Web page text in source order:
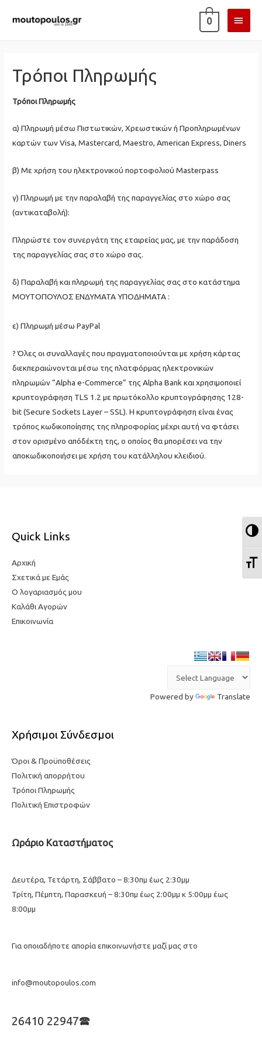
0
Τρόποι Πληρωμής
Τρόποι Πληρωμής
α) Πληρωμή μέσω Πιστωτικών, Χρεωστικών ή Προπληρωμένων
καρτών των Visa, Mastercard, Maestro, American Express, Diners
β) Με χρήση του ηλεκτρονικού πορτοφολιού Masterpass
γ) Πληρωμή με την παραλαβή της παραγγελίας στο χώρο σας
(αντικαταβολή):
Πληρώστε τον συνεργάτη της εταιρείας μας, με την παράδοση
της παραγγελίας σας στο χώρο σας.
δ) Παραλαβή και πληρωμή της παραγγελίας σας στο κατάστημα
ΜΟΥΤΟΠΟΥΛΟΣ ΕΝΔΥΜΑΤΑ ΥΠΟΔΗΜΑΤΑ :
ε) Πληρωμή μέσω PayPal
? Όλες οι συναλλαγές που πραγματοποιούνται με χρήση κάρτας
διεκπεραιώνονται μέσω της πλατφόρμας ηλεκτρονικών
πληρωμών “Alpha e-Commerce” της Alpha Bank και χρησιμοποιεί
κρυπτογράφηση TLS 1.2 με πρωτόκολλο κρυπτογράφησης 128-
bit (Secure Sockets Layer – SSL). Η κρυπτογράφηση είναι ένας
τρόπος κωδικοποίησης της πληροφορίας μέχρι αυτή να φτάσει
στον ορισμένο απόδέκτη της, ο οποίος θα μπορέσει να την
αποκωδικοποιήσει με χρήση του κατάλληλου κλειδιού.
Quick Links
Αρχική
Σχετικά με Εμάς
Ο λογαριασμός μου
Καλάθι Αγορών
Επικοινωνία
Powered by Translate
Χρήσιμοι Σύνδεσμοι
Όροι & Προϋποθέσεις
Πολιτική απορρήτου
Τρόποι Πληρωμής
Πολιτική Επιστροφών
Ωράριο Καταστήματος
Δευτέρα, Τετάρτη, Σάββατο – 8:30πμ έως 2:30μμ
Τρίτη, Πέμπτη, Παρασκευή – 8:30πμ έως 2:00μμ κ 5:00μμ έως
8:00μμ
Για οποιαδήποτε απορία επικοινωνήστε μαζί μας στο
info@moutopoulos.com
26410 22947🕿